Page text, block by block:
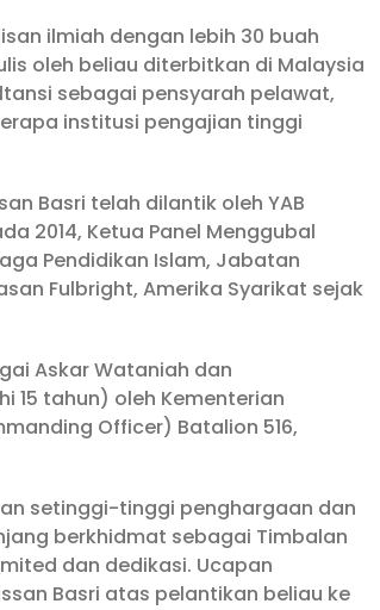
ilmiah dengan lebih 30 buah
oleh beliau diterbitkan di Malaysia
sebagai pensyarah pelawat,
institusi pengajian tinggi
Basri telah dilantik oleh YAB
2014, Ketua Panel Menggubal
Pendidikan Islam, Jabatan
Fulbright, Amerika Syarikat sejak
Askar Wataniah dan
15 tahun) oleh Kementerian
Officer) Batalion 516,
setinggi-tinggi penghargaan dan
berkhidmat sebagai Timbalan
dan dedikasi. Ucapan
Basri atas pelantikan beliau ke